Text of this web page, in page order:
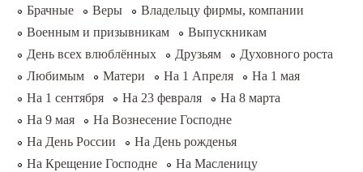
Брачные
Веры
Владельцу фирмы, компании
Военным и призывникам
Выпускникам
День всех влюблённых
Друзьям
Духовного роста
Любимым
Матери На 1 Апреля
На 1 мая
На 1 сентября
На 23 февраля
На 8 марта
На 9 мая
На Вознесение Господне
На День России
На День рожденья
На Крещение Господне
На Масленицу